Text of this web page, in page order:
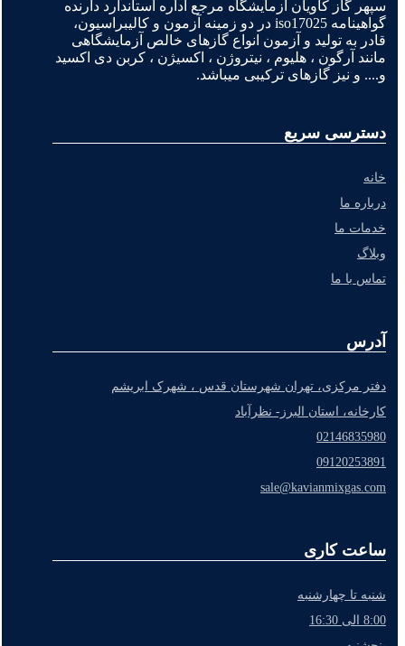
سپهر گاز کاویان آزمایشگاه مرجع اداره استاندارد دارنده
گواهینامه iso17025 در دو زمینه آزمون و کالیبراسیون،
قادر به تولید و آزمون انواع گازهای خالص آزمایشگاهی
مانند آرگون ، هلیوم ، نیتروژن ، اکسیژن ، کربن دی اکسید
و.... و نیز گازهای ترکیبی میباشد.
دسترسی سریع
خانه
درباره ما
خدمات ما
وبلاگ
تماس با ما
آدرس
دفتر مرکزی، تهران شهرستان قدس ، شهرک ابریشم
کارخانه، استان البرز- نظرآباد
02146835980
09120253891
sale@kavianmixgas.com
ساعت کاری
شنبه تا چهارشنبه
8:00 الی 16:30